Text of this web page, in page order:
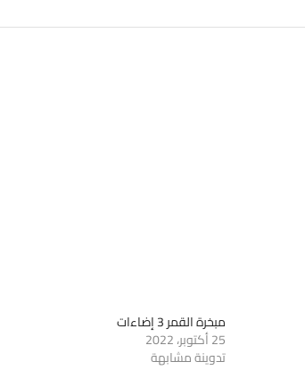
مبخرة القمر 3 إضاءات
25 أكتوبر، 2022
تدوينة مشابهة